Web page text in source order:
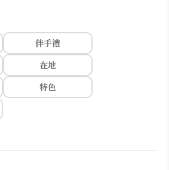
伴手禮
在地
特色